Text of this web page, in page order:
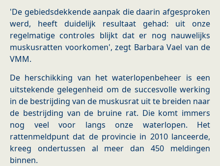
'De gebiedsdekkende aanpak die daarin afgesproken
werd, heeft duidelijk resultaat gehad: uit onze
regelmatige controles blijkt dat er nog nauwelijks
muskusratten voorkomen', zegt Barbara Vael van de
VMM.
De herschikking van het waterlopenbeheer is een
uitstekende gelegenheid om de succesvolle werking
in de bestrijding van de muskusrat uit te breiden naar
de bestrijding van de bruine rat. Die komt immers
nog veel voor langs onze waterlopen. Het
rattenmeldpunt dat de provincie in 2010 lanceerde,
kreeg ondertussen al meer dan 450 meldingen
binnen.